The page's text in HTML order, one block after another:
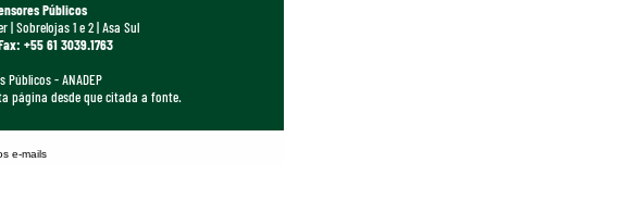
Públicos
| Sobrelojas 1 e 2 | Asa Sul
+55 61 3039.1763
- ANADEP
página desde que citada a fonte.
e-mails